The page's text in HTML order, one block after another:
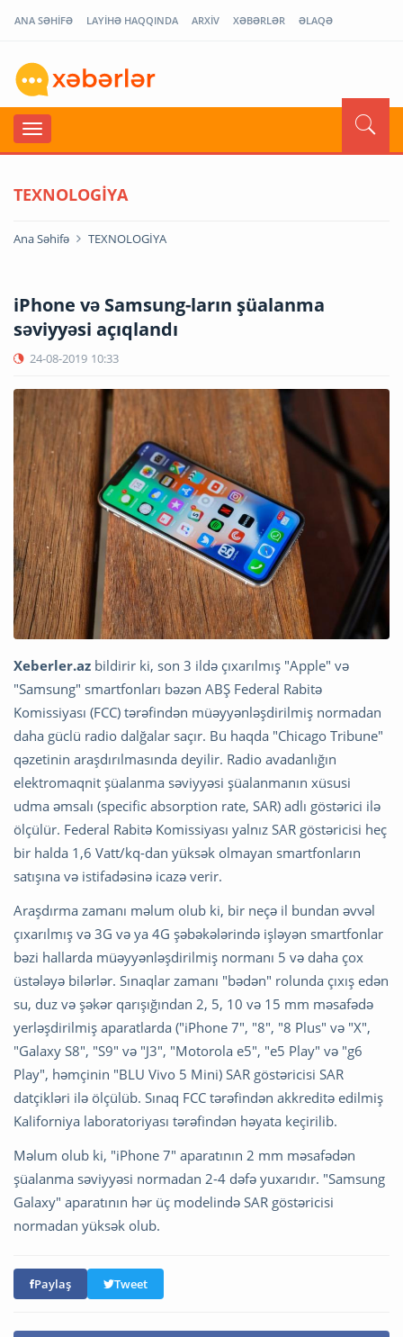
ANA SƏHİFƏ LAYİHƏ HAQQINDA ARXİV XƏBƏRLƏR ƏLAQƏ
TEXNOLOGİYA
Ana Səhifə TEXNOLOGİYA
iPhone və Samsung-ların şüalanma
səviyyəsi açıqlandı
24-08-2019 10:33
Xeberler.az bildirir ki, son 3 ildə çıxarılmış "Apple" və
"Samsung" smartfonları bəzən ABŞ Federal Rabitə
Komissiyası (FCC) tərəfindən müəyyənləşdirilmiş normadan
daha güclü radio dalğalar saçır. Bu haqda "Chicago Tribune"
qəzetinin araşdırılmasında deyilir. Radio avadanlığın
elektromaqnit şüalanma səviyyəsi şüalanmanın xüsusi
udma əmsalı (specific absorption rate, SAR) adlı göstərici ilə
ölçülür. Federal Rabitə Komissiyası yalnız SAR göstəricisi heç
bir halda 1,6 Vatt/kq-dan yüksək olmayan smartfonların
satışına və istifadəsinə icazə verir.
Araşdırma zamanı məlum olub ki, bir neçə il bundan əvvəl
çıxarılmış və 3G və ya 4G şəbəkələrində işləyən smartfonlar
bəzi hallarda müəyyənləşdirilmiş normanı 5 və daha çox
üstələyə bilərlər. Sınaqlar zamanı "bədən" rolunda çıxış edən
su, duz və şəkər qarışığından 2, 5, 10 və 15 mm məsafədə
yerləşdirilmiş aparatlarda ("iPhone 7", "8", "8 Plus" və "X",
"Galaxy S8", "S9" və "J3", "Motorola e5", "e5 Play" və "g6
Play", həmçinin "BLU Vivo 5 Mini) SAR göstəricisi SAR
datçikləri ilə ölçülüb. Sınaq FCC tərəfindən akkreditə edilmiş
Kaliforniya laboratoriyası tərəfindən həyata keçirilib.
Məlum olub ki, "iPhone 7" aparatının 2 mm məsafədən
şüalanma səviyyəsi normadan 2-4 dəfə yuxarıdır. "Samsung
Galaxy" aparatının hər üç modelində SAR göstəricisi
normadan yüksək olub.
Paylaş Tweet